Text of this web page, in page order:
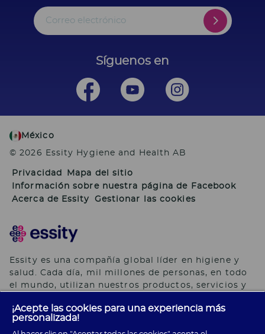
Correo electrónico
Síguenos en
México
© 2026 Essity Hygiene and Health AB
Privacidad
Mapa del sitio
Información sobre nuestra página de Facebook
Acerca de Essity
Gestionar las cookies
Essity es una compañía global líder en higiene y
salud. Cada día, mil millones de personas, en todo
el mundo, utilizan nuestros productos, servicios y
por el bienestar en beneficio de consumidores,
pacientes, cuidadores, clientes y la sociedad en
¡Acepte las cookies para una experiencia más
personalizada!